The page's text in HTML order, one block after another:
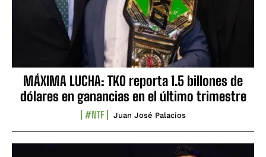
MÁXIMA LUCHA: TKO reporta 1.5 billones de
dólares en ganancias en el último trimestre
#NTF Juan José Palacios